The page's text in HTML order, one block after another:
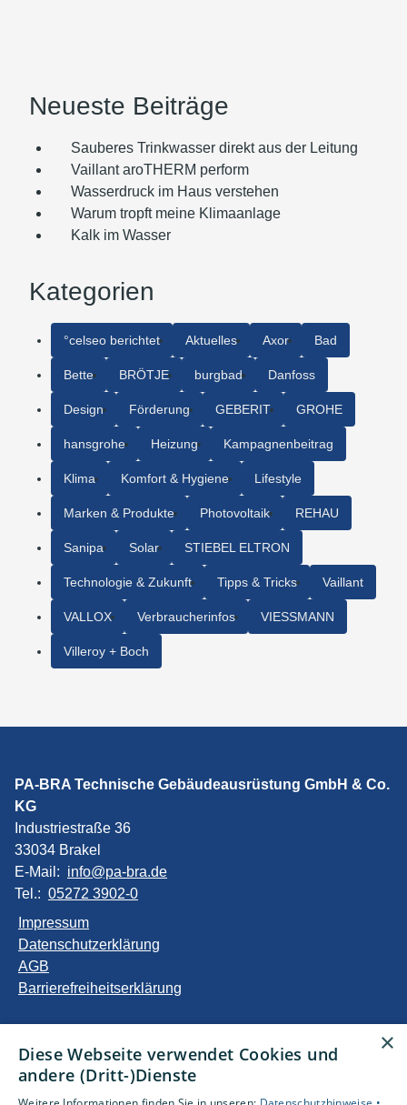
Neueste Beiträge
Sauberes Trinkwasser direkt aus der Leitung
Vaillant aroTHERM perform
Wasserdruck im Haus verstehen
Warum tropft meine Klimaanlage
Kalk im Wasser
Kategorien
°celseo berichtet Aktuelles Axor Bad
Bette BRÖTJE burgbad Danfoss
Design Förderung GEBERIT GROHE
hansgrohe Heizung Kampagnenbeitrag
Klima Komfort & Hygiene Lifestyle
Marken & Produkte Photovoltaik REHAU
Sanipa Solar STIEBEL ELTRON
Technologie & Zukunft Tipps & Tricks Vaillant
VALLOX Verbraucherinfos VIESSMANN
Villeroy + Boch
PA-BRA Technische Gebäudeausrüstung GmbH & Co.
KG
Industriestraße 36
33034 Brakel
E-Mail: info@pa-bra.de
Tel.: 05272 3902-0
Impressum
Datenschutzerklärung
AGB
Barrierefreiheitserklärung
Privatkunden
Gewerbekunden
Karriere
×
Diese Webseite verwendet Cookies und
andere (Dritt-)Dienste